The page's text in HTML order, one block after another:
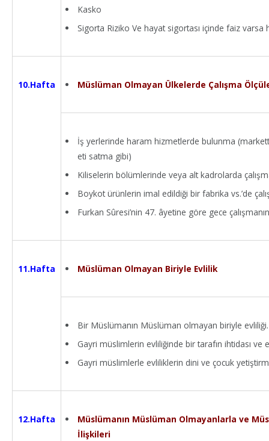
Kasko
Sigorta Riziko Ve hayat sigortası içinde faiz varsa
10.Hafta Müslüman Olmayan Ülkelerde Çalışma
İş yerlerinde haram hizmetlerde bulunma
eti satma gibi)
Kiliselerin bölümlerinde veya alt kadrolarda
Boykot ürünlerin imal edildiği bir fabrika vs.’de
Furkan Sûresi’nin 47. âyetine göre gece
11.Hafta Müslüman Olmayan Biriyle Evlilik
Bir Müslümanın Müslüman olmayan biriyle evliliği.
Gayri müslimlerin evliliğinde bir tarafın ihtidası ve
Gayri müslimlerle evliliklerin dini ve çocuk
12.Hafta
Müslümanın Müslüman Olmayanlarla ve
İlişkileri